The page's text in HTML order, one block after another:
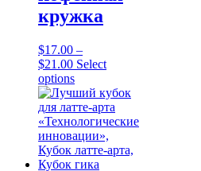
кружка
$17.00 –
$21.00Price
range:
$17.00
through
$21.00
Select
optionsThis
product
has
multiple
variants.
The
options